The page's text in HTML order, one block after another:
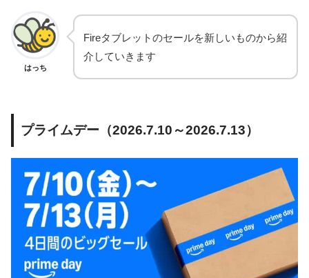
はっち
Fireタブレットのセールを新しいものから紹
介していきます
プライムデー（2026.7.10～2026.7.13）